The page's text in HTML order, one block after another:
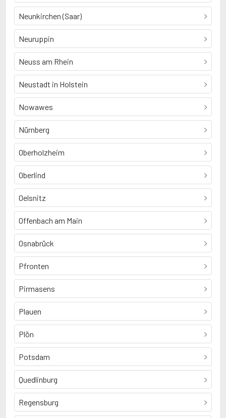
Neunkirchen (Saar)
Neuruppin
Neuss am Rhein
Neustadt in Holstein
Nowawes
Nürnberg
Oberholzheim
Oberlind
Oelsnitz
Offenbach am Main
Osnabrück
Pfronten
Pirmasens
Plauen
Plön
Potsdam
Quedlinburg
Regensburg